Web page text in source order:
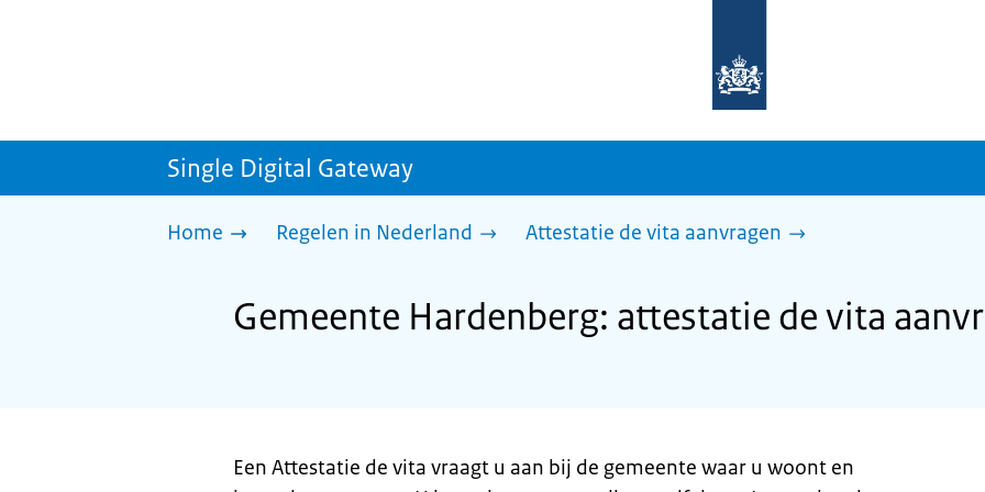
homepage
sdg.rijksoverheid.nl
Single Digital Gateway
Home Regelen in Nederland Attestatie de vita aanvragen
Gemeente Hardenberg: attestatie de vita
Een Attestatie de vita vraagt u aan bij de gemeente waar u woont en